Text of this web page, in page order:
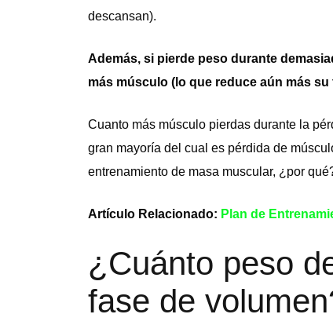
descansan).
Además, si pierde peso durante
más músculo (lo que reduce aún más su
Cuanto más músculo pierdas durante la
gran mayoría del cual es pérdida de
entrenamiento de masa muscular, ¿por
Artículo Relacionado: Plan de
¿Cuánto peso
fase de